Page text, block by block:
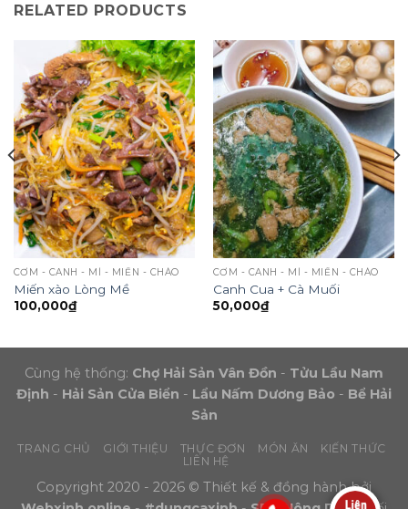
RELATED PRODUCTS
CƠM - CANH - MÌ - MIẾN - CHÁO
Miến xào Lòng Mề
100,000₫
CƠM - CANH - MÌ - MIẾN - CHÁO
Canh Cua + Cà Muối
50,000₫
Cùng hệ thống: Chợ Hải Sản Vân Đồn - Tửu Lầu Nam
Định - Hải Sản Cửa Biển - Lẩu Nấm Dương Bảo - Bể Hải
Sản
TRANG CHỦ GIỚI THIỆU THỰC ĐƠN MÓN ĂN
KIẾN THỨC
LIÊN HỆ
Copyright 2020 - 2026 © Thiết kế & đồng hành bởi